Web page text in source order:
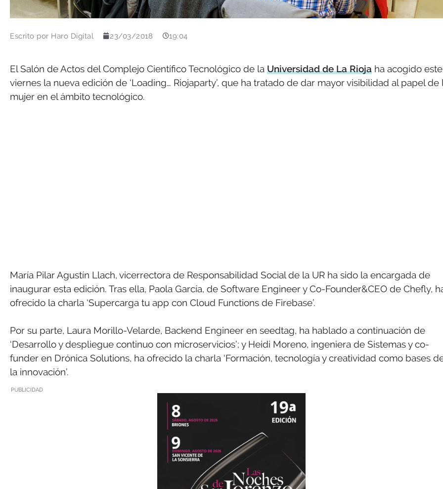
Escrito por Haro Digital 23/03/2018 19:04
El Salón de Actos del Complejo Científico Tecnológico de la Universidad de La Rioja ha acogido este
viernes la nueva edición de ‘Loading… Riojaparty’, que ha tratado de dar mayor visibilidad al papel de
mujer en el ámbito tecnológico.
María Pilar Agustín Llach, vicerrectora de Responsabilidad Social de la UR ha sido la encargada de
inaugurar esta edición. Tras ella, Paola García, de Software Engineer y Co-Founder&CEO de Chefly,
ofrecido la charla ‘Supercarga tu app con Cloud Functions de Firebase’.
Por su parte, Laura Morillo-Velarde, Backend Engineer en seedtag, ha hablado a continuación de
‘Desarrollo y despliegue continuo con microservicios’; y Heidi Moreno, ingeniera de Sistemas y co-
funder en Drónica Solutions, ha ofrecido la charla ‘Formación, tecnología y creatividad como bases
la innovación’.
PUBLICIDAD